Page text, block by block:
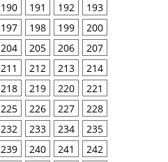
190 191 192
193
197 198 199
200
204 205 206
207
211 212 213
214
218 219 220
221
225 226 227
228
232 233 234
235
239 240 241
242